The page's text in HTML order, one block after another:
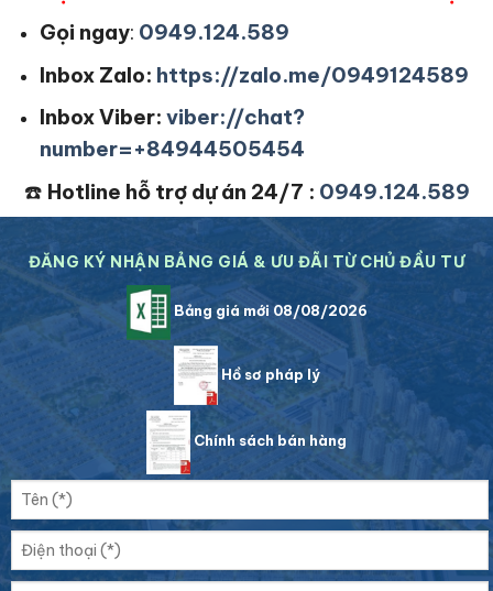
Gọi ngay: 0949.124.589
Inbox Zalo: https://zalo.me/0949124589
Inbox Viber: viber://chat?
number=+84944505454
☎️ Hotline hỗ trợ dự án 24/7 : 0949.124.589
ĐĂNG KÝ NHẬN BẢNG GIÁ & ƯU ĐÃI TỪ CHỦ ĐẦU TƯ
Bảng giá mới 08/08/2026
Hồ sơ pháp lý
Chính sách bán hàng